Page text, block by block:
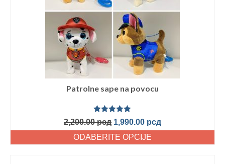
Patrolne sape na povocu
Ocenjeno
sa5.00od
5
2,200.00рсд 1,990.00 рсд
ODABERITE OPCIJE